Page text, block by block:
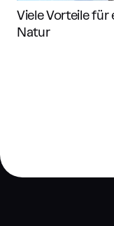
Viele Vorteile
Natur